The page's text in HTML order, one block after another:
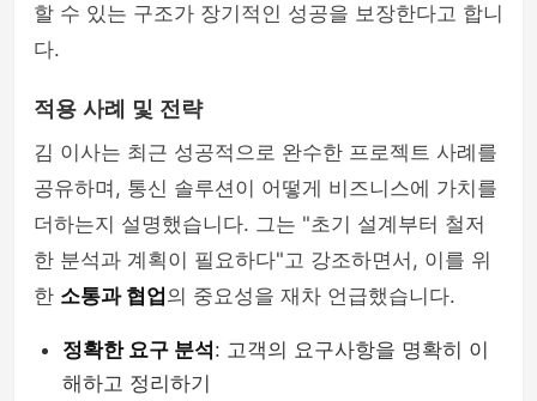
할 수 있는 구조가 장기적인 성공을 보장한다고 합니
다.
적용 사례 및 전략
김 이사는 최근 성공적으로 완수한 프로젝트 사례를
공유하며, 통신 솔루션이 어떻게 비즈니스에 가치를
더하는지 설명했습니다. 그는 "초기 설계부터 철저
한 분석과 계획이 필요하다"고 강조하면서, 이를 위
한 소통과 협업 의 중요성을 재차 언급했습니다.
정확한 요구 분석: 고객의 요구사항을 명확히 이
해하고 정리하기